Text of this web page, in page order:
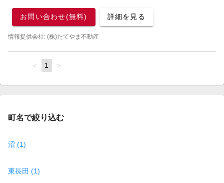
お問い合わせ(無料) 詳細を見る
情報提供会社: (株)たてやま不動産
page
You're
page
1 page
町名で絞り込む
沼 (1)
東長田 (1)